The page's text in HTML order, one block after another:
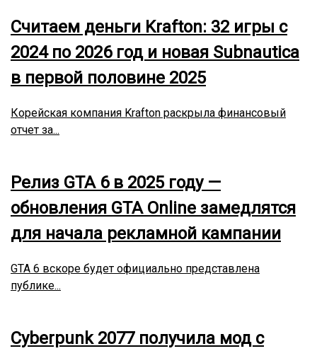
Считаем деньги Krafton: 32 игры с
2024 по 2026 год и новая Subnautica
в первой половине 2025
Корейская компания Krafton раскрыла финансовый
отчет за...
Релиз GTA 6 в 2025 году —
обновления GTA Online замедлятся
для начала рекламной кампании
GTA 6 вскоре будет официально представлена
публике...
Cyberpunk 2077 получила мод с